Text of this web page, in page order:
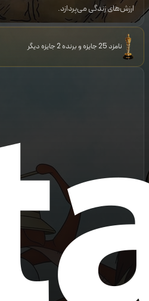
ارزش‌های زندگی می‌پردازد.
نامزد 25 جایزه و برنده 2 جایزه دیگر